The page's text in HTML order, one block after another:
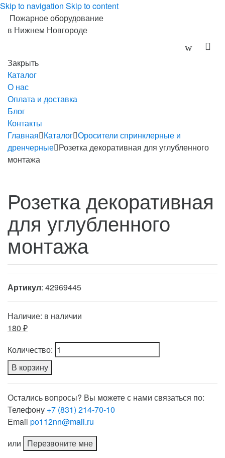
Skip to navigation Skip to content
Пожарное оборудование
в Нижнем Новгороде
Закрыть
Каталог
О нас
Оплата и доставка
Блог
Контакты
Главная Каталог Оросители спринклерные и
дренчерные Розетка декоративная для углубленного
монтажа
Розетка декоративная
для углубленного
монтажа
Артикул: 42969445
Наличие: в наличии
180 ₽
Количество:
В корзину
Остались вопросы? Вы можете с нами связаться по:
Телефону +7 (831) 214-70-10
Email po112nn@mail.ru
или
Перезвоните мне